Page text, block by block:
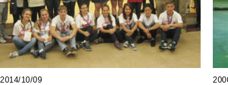
2014/10/09